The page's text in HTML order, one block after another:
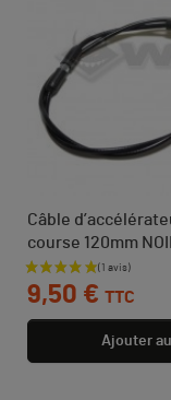
Câble
course 120mm
Prix
9,50 € TTC
Ajouter